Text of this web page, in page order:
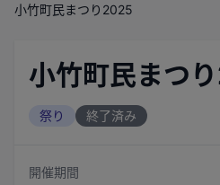
小竹町民まつり2025
小竹町民まつ
祭り 終了済み
開催期間